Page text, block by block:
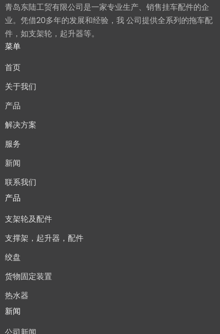
青岛东陆工贸有限公司是一家专业生产、销售挂车配件的企
业。凭借20多年的发展和经验，我 公司提供全系列的拖车配
件，如支架轮，起升器等。
菜单
首页
关于我们
产品
解决方案
服务
新闻
联系我们
产品
支架轮及配件
支撑架，起升器，配件
绞盘
货物固定装置
热水器
新闻